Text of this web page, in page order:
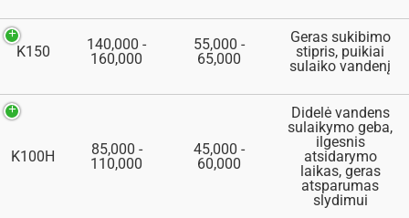
K150
140,000 -
160,000
55,000 -
65,000
Geras sukibimo
stipris, puikiai
sulaiko vandenį
K100H
85,000 -
110,000
45,000 -
60,000
Didelė vandens
sulaikymo geba,
ilgesnis
atsidarymo
laikas, geras
atsparumas
slydimui